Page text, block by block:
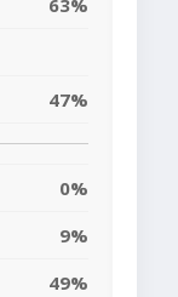
63%
47%
0%
9%
49%